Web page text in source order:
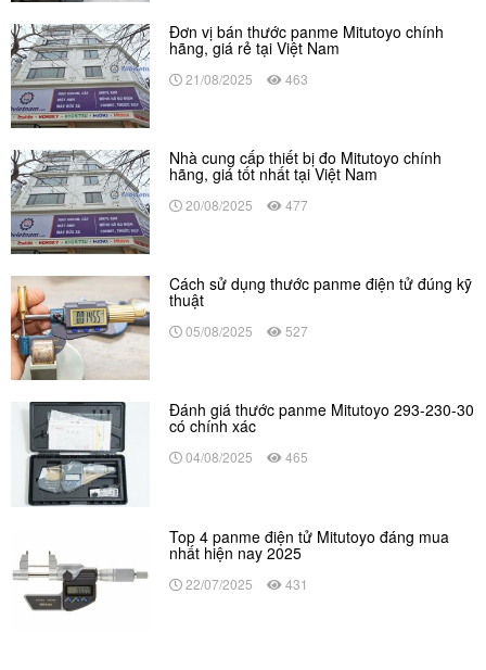
Đơn vị bán thước panme Mitutoyo chính
hãng, giá rẻ tại Việt Nam
21/08/2025 463
Nhà cung cấp thiết bị đo Mitutoyo chính
hãng, giá tốt nhất tại Việt Nam
20/08/2025 477
Cách sử dụng thước panme điện tử đúng kỹ
thuật
05/08/2025 527
Đánh giá thước panme Mitutoyo 293-230-30
có chính xác
04/08/2025 465
Top 4 panme điện tử Mitutoyo đáng mua
nhất hiện nay 2025
22/07/2025 431